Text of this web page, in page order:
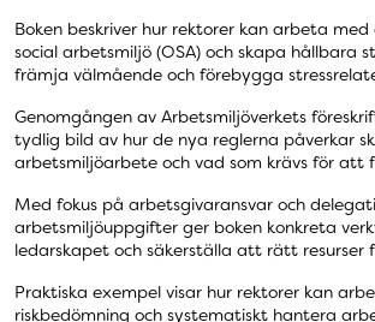
Boken beskriver hur rektorer kan arbeta med
social arbetsmiljö (OSA) och skapa hållbara
främja välmående och förebygga
Genomgången av Arbetsmiljöverkets
tydlig bild av hur de nya reglerna påverkar
arbetsmiljöarbete och vad som krävs för att
Med fokus på arbetsgivaransvar och
arbetsmiljöuppgifter ger boken konkreta
ledarskapet och säkerställa att rätt resurser
Praktiska exempel visar hur rektorer kan
riskbedömning och systematiskt hantera